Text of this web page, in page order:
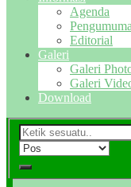
Agenda
Editorial
Galeri
Galeri
Galeri
Download